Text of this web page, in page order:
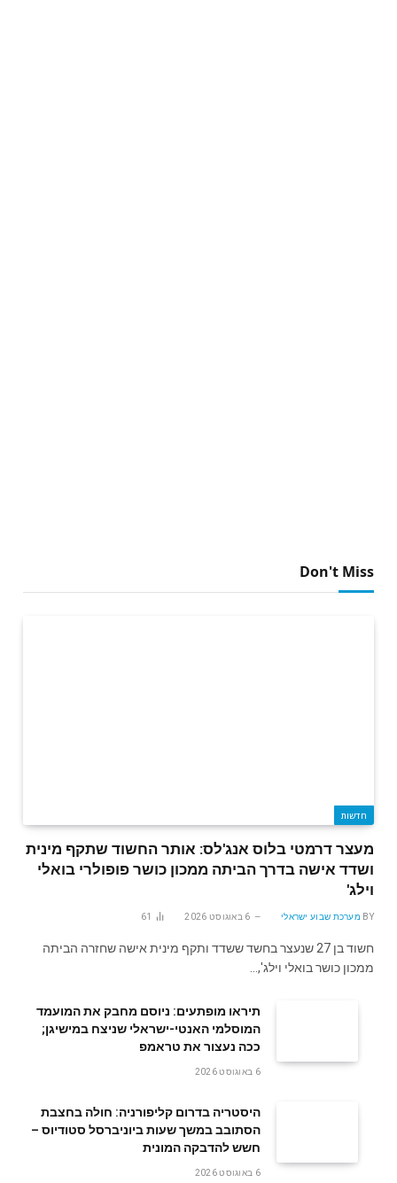
Don't Miss
חדשות
מעצר דרמטי בלוס אנג'לס: אותר החשוד שתקף מינית
ושדד אישה בדרך הביתה ממכון כושר פופולרי בואלי
וילג'
BY מערכת שבוע ישראלי 6 באוגוסט 2026 61
חשוד בן 27 שנעצר בחשד ששדד ותקף מינית אישה שחזרה הביתה
ממכון כושר בואלי וילג',…
תיראו מופתעים: ניוסם מחבק את המועמד
המוסלמי האנטי-ישראלי שניצח במישיגן;
ככה נעצור את טראמפ
6 באוגוסט 2026
היסטריה בדרום קליפורניה: חולה בחצבת
הסתובב במשך שעות ביוניברסל סטודיוס –
חשש להדבקה המונית
6 באוגוסט 2026